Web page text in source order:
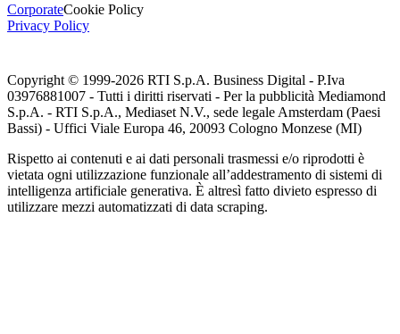
CorporateCookie Policy
Privacy Policy
Copyright © 1999-2026 RTI S.p.A. Business Digital - P.Iva
03976881007 - Tutti i diritti riservati - Per la pubblicità Mediamond
S.p.A. - RTI S.p.A., Mediaset N.V., sede legale Amsterdam (Paesi
Bassi) - Uffici Viale Europa 46, 20093 Cologno Monzese (MI)
Rispetto ai contenuti e ai dati personali trasmessi e/o riprodotti è
vietata ogni utilizzazione funzionale all’addestramento di sistemi di
intelligenza artificiale generativa. È altresì fatto divieto espresso di
utilizzare mezzi automatizzati di data scraping.